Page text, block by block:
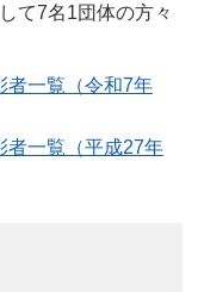
て7名1団体の方々
者一覧（令和7年
者一覧（平成27年